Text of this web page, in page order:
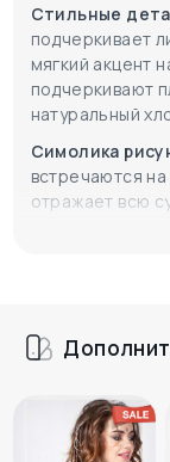
Стильные
подчеркивает
мягкий акцент
подчеркивают
натуральный
Симолика
встречаются
отражает всю